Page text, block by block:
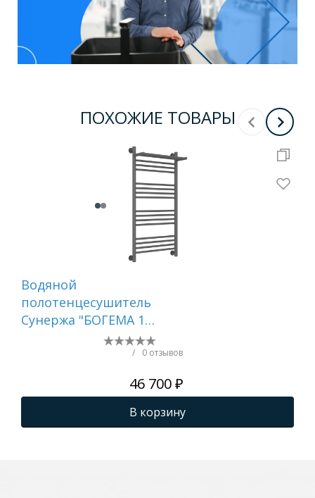
ПОХОЖИЕ ТОВАРЫ
Водяной
полотенцесушитель
Сунержа "БОГЕМА 1П
+" 1000х500 (Графит)
/ 0 отзывов
46 700 ₽
В корзину